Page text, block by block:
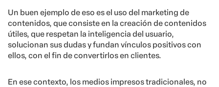
Un buen ejemplo de eso es el uso del marketing de
contenidos, que consiste en la creación de contenidos
útiles, que respetan la inteligencia del usuario,
solucionan sus dudas y fundan vínculos positivos con
ellos, con el fin de convertirlos en clientes.
En ese contexto, los medios impresos tradicionales, no